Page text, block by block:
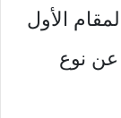
الأول
نوع